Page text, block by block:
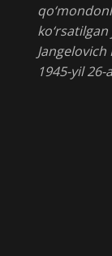
1945-yil